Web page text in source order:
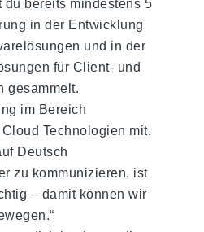
du bereits mindestens 5
in der Entwicklung
und in der
für Client- und
gesammelt.
im Bereich
Technologien mit.
Deutsch
zu kommunizieren, ist
– damit können wir